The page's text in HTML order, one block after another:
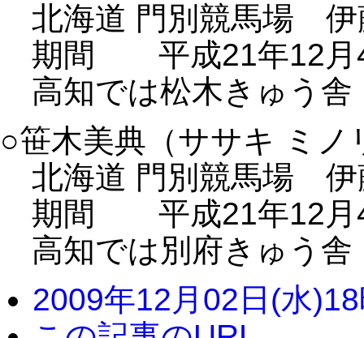
北海道 門別競馬場 伊
期間 平成21年12月4
高知では松木きゅう舎
○笹木美典（ササキ ミノ
北海道 門別競馬場 伊
期間 平成21年12月4
高知では別府きゅう舎
2009年12月02日(水